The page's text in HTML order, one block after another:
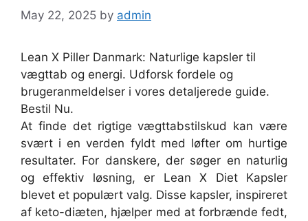
May 22, 2025 by admin
Lean X Piller Danmark: Naturlige kapsler til
vægttab og energi. Udforsk fordele og
brugeranmeldelser i vores detaljerede guide.
Bestil Nu.
At finde det rigtige vægttabstilskud kan være
svært i en verden fyldt med løfter om hurtige
resultater. For danskere, der søger en naturlig
og effektiv løsning, er Lean X Diet Kapsler
blevet et populært valg. Disse kapsler, inspireret
af keto-diæten, hjælper med at forbrænde fedt,